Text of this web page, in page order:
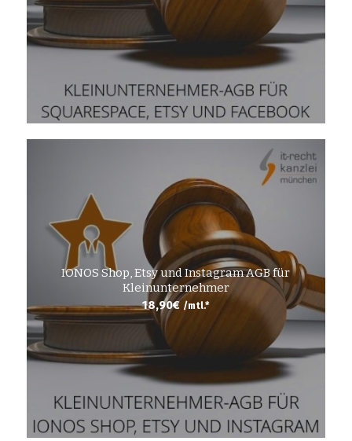
IONOS Shop, Etsy und Instagram AGB für
Kleinunternehmer
18,90€ /mtl.*